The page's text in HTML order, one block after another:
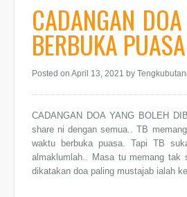
CADANGAN
BERBUKA PUASA
Posted on April 13, 2021 by
CADANGAN DOA YANG BOLEH
share ni dengan semua.. TB
waktu berbuka puasa. Tapi TB
almaklumlah.. Masa tu memang
dikatakan doa paling mustajab ialah